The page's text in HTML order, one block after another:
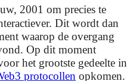
2001 om precies te
Dit wordt dan
waarop de overgang
Op dit moment
het grootste gedeelte in
protocollen opkomen.